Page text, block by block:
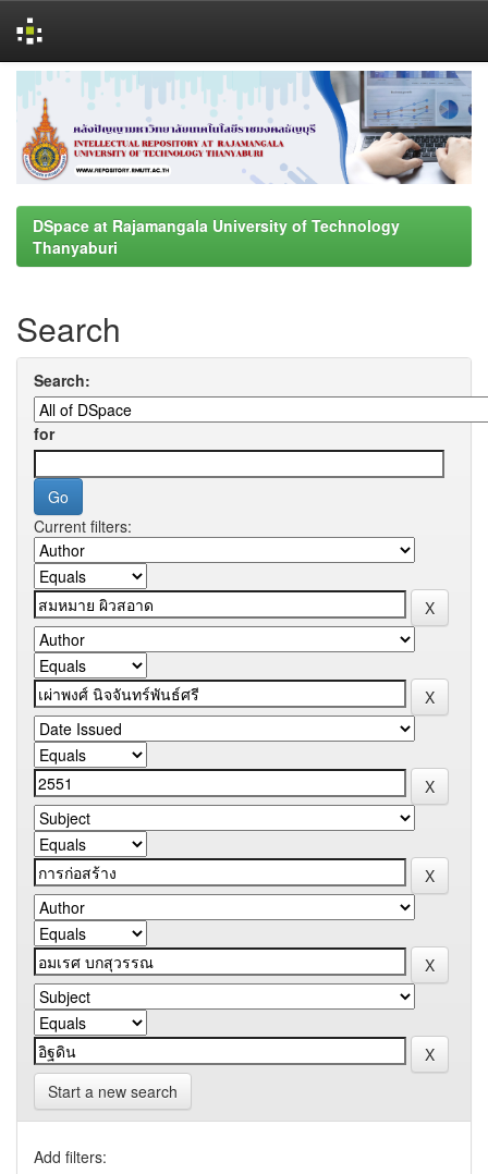
navigation
DSpace at Rajamangala University of Technology
Thanyaburi
Search
Search:
for
Current filters:
Start a new search
Add filters: